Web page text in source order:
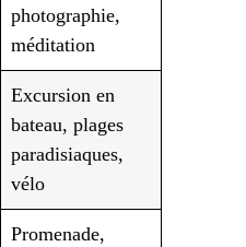
photographie,
méditation
Excursion en
bateau, plages
paradisiaques,
vélo
Promenade,